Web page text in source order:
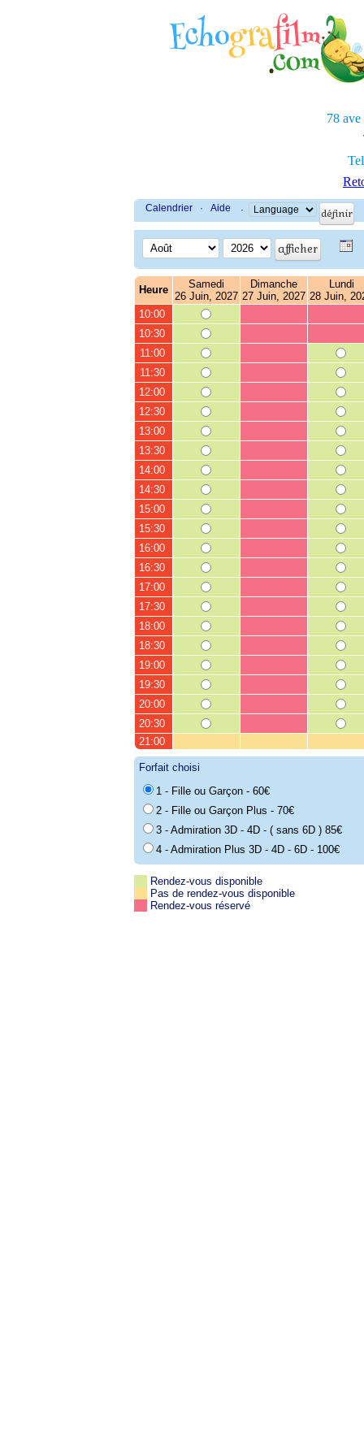
78 ave
Calendrier · Aide ·
Heure
Samedi
26 Juin, 2027
Dimanche
27 Juin, 2027
Lundi
28 Juin,
10:00
10:30
11:00
11:30
12:00
12:30
13:00
13:30
14:00
14:30
15:00
15:30
16:00
16:30
17:00
17:30
18:00
18:30
19:00
19:30
20:00
20:30
21:00
Forfait choisi
1 - Fille ou Garçon - 60€
2 - Fille ou Garçon Plus - 70€
3 - Admiration 3D - 4D - ( sans 6D ) 85€
4 - Admiration Plus 3D - 4D - 6D - 100€
Rendez-vous disponible
Pas de rendez-vous disponible
Rendez-vous réservé